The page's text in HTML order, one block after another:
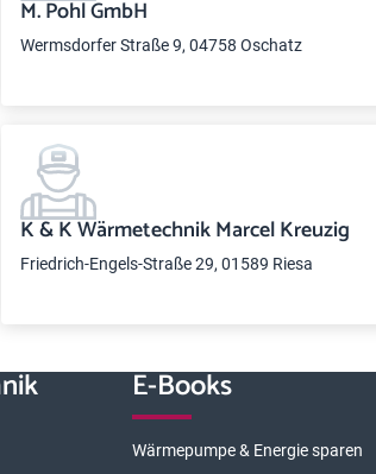
M. Pohl GmbH
Wermsdorfer Straße 9, 04758 Oschatz
K & K Wärmetechnik Marcel Kreuzig
Friedrich-Engels-Straße 29, 01589 Riesa
E-Books
Wärmepumpe & Energie sparen